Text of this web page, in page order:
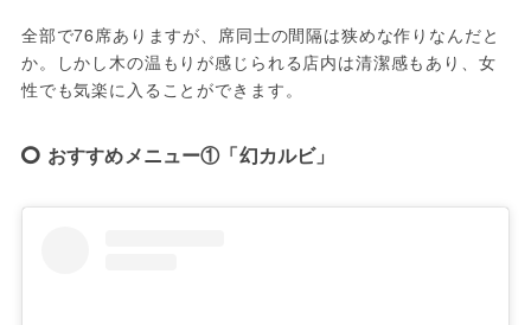
全部で76席ありますが、席同士の間隔は狭めな作りなんだと
か。しかし木の温もりが感じられる店内は清潔感もあり、女
性でも気楽に入ることができます。
おすすめメニュー①「幻カルビ」